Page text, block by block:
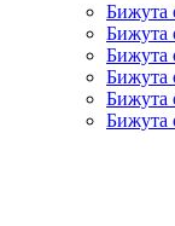
Бижута
Бижута
Бижута
Бижута
Бижута
Бижута